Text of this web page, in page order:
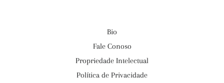
Bio
Fale Conoso
Propriedade Intelectual
Política de Privacidade